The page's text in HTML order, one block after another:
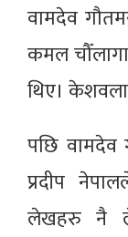
वामदेव
कमल
थिए।
पछि वामदेव
प्रदीप
लेखहरु नै